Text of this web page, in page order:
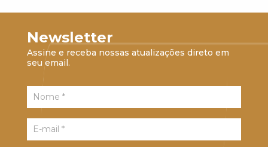
Newsletter
Assine e receba nossas atualizações direto em
seu email.